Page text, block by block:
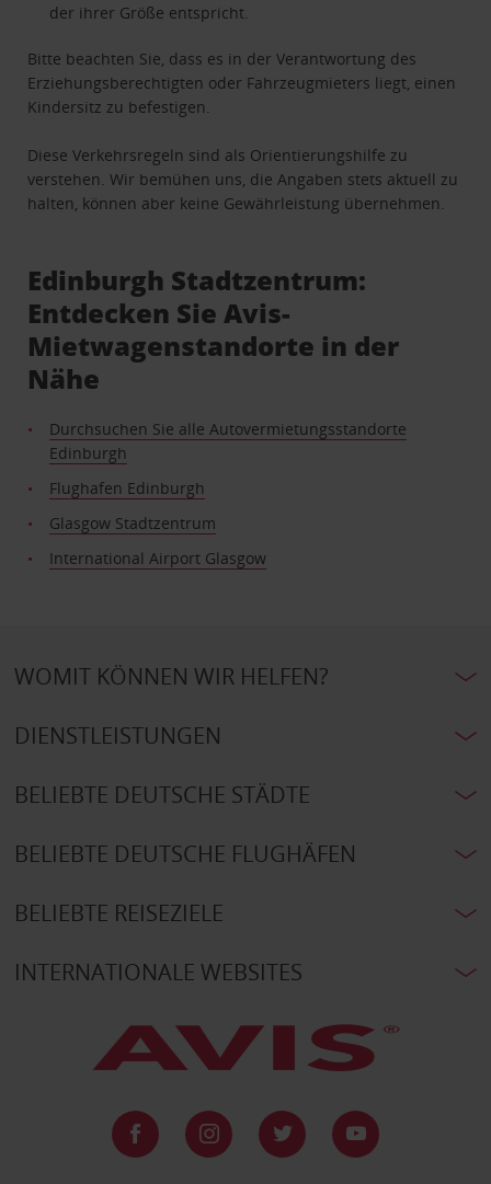
der ihrer Größe entspricht.
Bitte beachten Sie, dass es in der Verantwortung des
Erziehungsberechtigten oder Fahrzeugmieters liegt, einen
Kindersitz zu befestigen.
Diese Verkehrsregeln sind als Orientierungshilfe zu
verstehen. Wir bemühen uns, die Angaben stets aktuell zu
halten, können aber keine Gewährleistung übernehmen.
Edinburgh Stadtzentrum:
Entdecken Sie Avis-
Mietwagenstandorte in der
Nähe
Durchsuchen Sie alle Autovermietungsstandorte
Edinburgh
Flughafen Edinburgh
Glasgow Stadtzentrum
International Airport Glasgow
WOMIT KÖNNEN WIR HELFEN?
DIENSTLEISTUNGEN
BELIEBTE DEUTSCHE STÄDTE
BELIEBTE DEUTSCHE FLUGHÄFEN
BELIEBTE REISEZIELE
INTERNATIONALE WEBSITES